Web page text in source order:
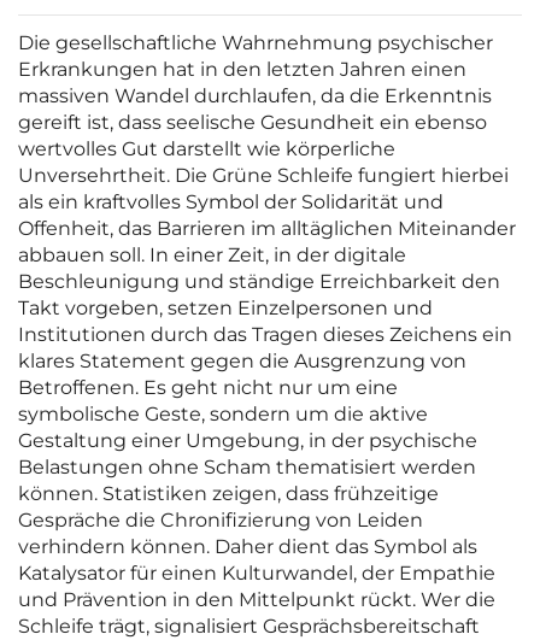
Die gesellschaftliche Wahrnehmung psychischer
Erkrankungen hat in den letzten Jahren einen
massiven Wandel durchlaufen, da die Erkenntnis
gereift ist, dass seelische Gesundheit ein ebenso
wertvolles Gut darstellt wie körperliche
Unversehrtheit. Die Grüne Schleife fungiert hierbei
als ein kraftvolles Symbol der Solidarität und
Offenheit, das Barrieren im alltäglichen Miteinander
abbauen soll. In einer Zeit, in der digitale
Beschleunigung und ständige Erreichbarkeit den
Takt vorgeben, setzen Einzelpersonen und
Institutionen durch das Tragen dieses Zeichens ein
klares Statement gegen die Ausgrenzung von
Betroffenen. Es geht nicht nur um eine
symbolische Geste, sondern um die aktive
Gestaltung einer Umgebung, in der psychische
Belastungen ohne Scham thematisiert werden
können. Statistiken zeigen, dass frühzeitige
Gespräche die Chronifizierung von Leiden
verhindern können. Daher dient das Symbol als
Katalysator für einen Kulturwandel, der Empathie
und Prävention in den Mittelpunkt rückt. Wer die
Schleife trägt, signalisiert Gesprächsbereitschaft